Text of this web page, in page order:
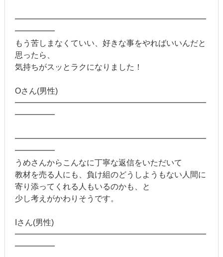
━━━━━━━━━━━━━━━━━━━━━━━━
━━━━━
もう苦しまなくていい、好きな事をやればいいんだと
思ったら、
気持ちがスッとラクになりました！
Oさん(男性)
━━━━━━━━━━━━━━━━━━━━━━━━
━━━━━
━━━━━━━━━━━━━━━━━━━━━━━━
━━━━━
うめさんからこんなに丁寧な返信をいただいて
教材を売る人にも、負け組のどうしようもない人間に
寄り添ってくれる人もいるのかも、と
少し考えがかわりそうです。
Iさん(男性)
━━━━━━━━━━━━━━━━━━━━━━━━
━━━━━